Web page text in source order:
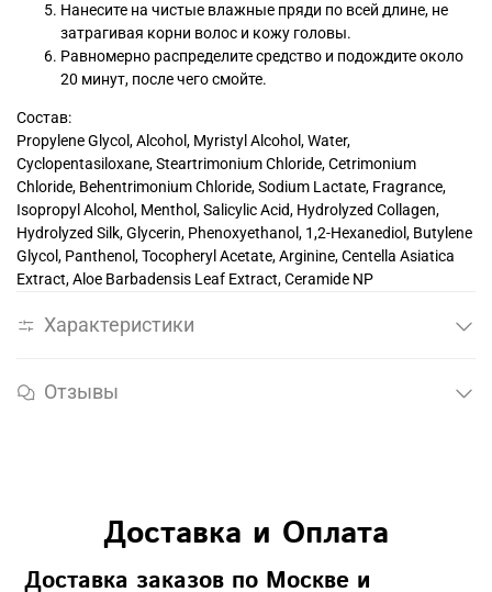
Нанесите на чистые влажные пряди по всей длине, не
затрагивая корни волос и кожу головы.
Равномерно распределите средство и подождите около
20 минут, после чего смойте.
Состав:
Propylene Glycol, Alcohol, Myristyl Alcohol, Water,
Cyclopentasiloxane, Steartrimonium Chloride, Cetrimonium
Chloride, Behentrimonium Chloride, Sodium Lactate, Fragrance,
Isopropyl Alcohol, Menthol, Salicylic Acid, Hydrolyzed Collagen,
Hydrolyzed Silk, Glycerin, Phenoxyethanol, 1,2-Hexanediol, Butylene
Glycol, Panthenol, Tocopheryl Acetate, Arginine, Centella Asiatica
Extract, Aloe Barbadensis Leaf Extract, Ceramide NP
Характеристики
Отзывы
Доставка и Оплата
Доставка заказов по Москве и